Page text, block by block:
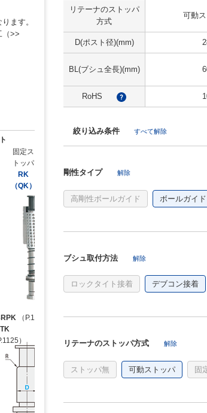
ます。
（>>
固定ス
トッパ
RK
（QK）
（P.1117）
）
リテーナのストッパ
方式
可動
D(ポスト径)(mm)
BL(ブシュ全長)(mm)
RoHS
絞り込み条件 すべて解除
剛性タイプ 解除
高剛性ボールガイド ボールガイド
ブシュ取付方法 解除
ロックタイト接着 デブコン接着
リテーナのストッパ方式 解除
ストッパ無 可動ストッパ 固